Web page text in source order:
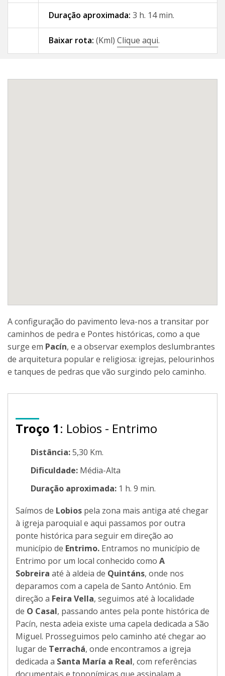
09 - A Gándara - Santiago de
Compostela
Duração aproximada: 3 h. 14 min.
Baixar rota: (Kml) Clique aqui.
A configuração do pavimento leva-nos a transitar por
caminhos de pedra e Pontes históricas, como a que
surge em Pacín, e a observar exemplos deslumbrantes
de arquitetura popular e religiosa: igrejas, pelourinhos
e tanques de pedras que vão surgindo pelo caminho.
Troço 1: Lobios - Entrimo
Distância:5,30 Km.
Dificuldade: Média-Alta
Duração aproximada: 1 h. 9 min.
Saímos de Lobios pela zona mais antiga até chegar
à igreja paroquial e aqui passamos por outra
ponte histórica para seguir em direção ao
município de Entrimo. Entramos no município de
Entrimo por um local conhecido como A
Sobreira até à aldeia de Quintáns, onde nos
deparamos com a capela de Santo António. Em
direção a Feira Vella, seguimos até à localidade
de O Casal, passando antes pela ponte histórica de
Pacín, nesta adeia existe uma capela dedicada a São
Miguel. Prosseguimos pelo caminho até chegar ao
lugar de Terrachá, onde encontramos a igreja
dedicada a Santa María a Real, com referências